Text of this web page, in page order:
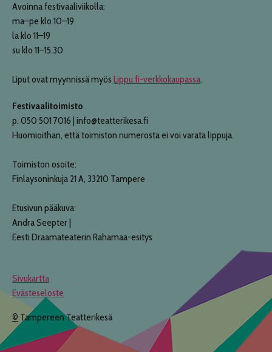
Avoinna festivaaliviikolla:
ma–pe klo 10–19
la klo 11–19
su klo 11–15.30
Liput ovat myynnissä myös Lippu.fi-verkkokaupassa.
Festivaalitoimisto
p. 050 501 7016 | info@teatterikesa.fi
Huomioithan, että toimiston numerosta ei voi varata lippuja.
Toimiston osoite:
Finlaysoninkuja 21 A, 33210 Tampere
Etusivun pääkuva:
Andra Seepter |
Eesti Draamateaterin Rahamaa-esitys
Sivukartta
Evästeseloste
© Tampereen Teatterikesä